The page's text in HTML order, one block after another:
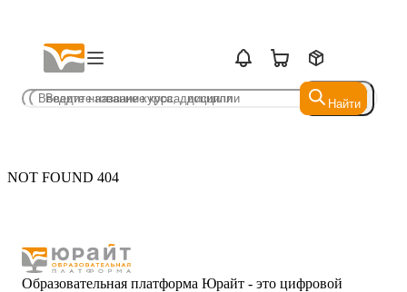
Найти
Найти
NOT FOUND 404
Образовательная платформа Юрайт - это цифровой